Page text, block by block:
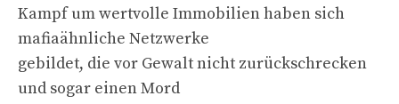
Kampf um wertvolle Immobilien haben sich
mafiaähnliche Netzwerke
gebildet, die vor Gewalt nicht zurückschrecken
und sogar einen Mord